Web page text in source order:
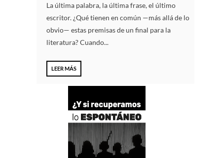
La última palabra, la última frase, el último
escritor. ¿Qué tienen en común —más allá de lo
obvio— estas premisas de un final para la
literatura? Cuando...
LEER MÁS